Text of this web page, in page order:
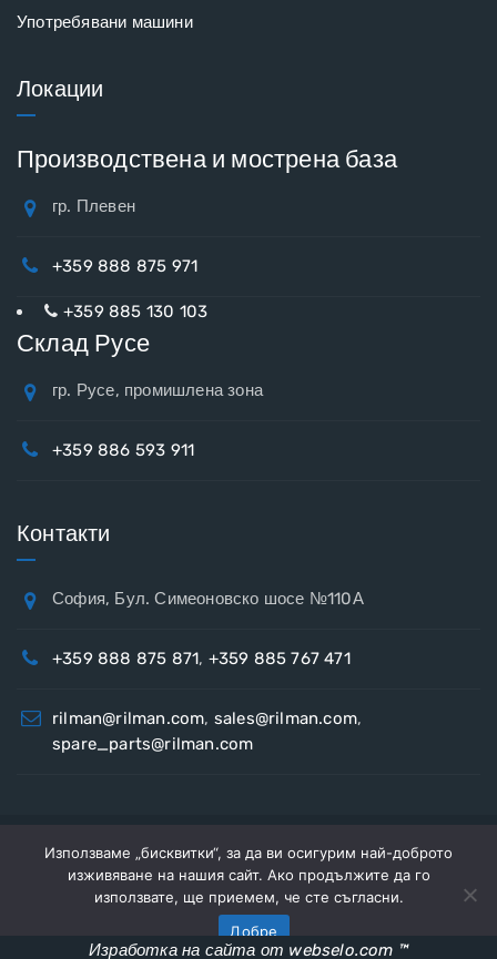
Употребявани машини
Локации
Производствена и мострена база
гр. Плевен
+359 888 875 971
+359 885 130 103
Склад Русе
гр. Русе, промишлена зона
+359 886 593 911
Контакти
София, Бул. Симеоновско шосе №110А
+359 888 875 871, +359 885 767 471
rilman@rilman.com, sales@rilman.com,
spare_parts@rilman.com
Copyright © 2026РилманВсички права запазени.
За нас Контакти
Изработка на сайта от webselo.com ™
Използваме „бисквитки“, за да ви осигурим най-доброто
изживяване на нашия сайт. Ако продължите да го
използвате, ще приемем, че сте съгласни.
Добре